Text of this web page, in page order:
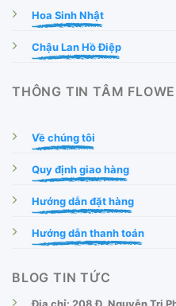
Hoa Sinh Nhật
Chậu Lan Hồ Điệp
THÔNG TIN TÂM
Về chúng tôi
Quy định giao hàng
Hướng dẫn đặt hàng
Hướng dẫn thanh toán
BLOG TIN TỨC